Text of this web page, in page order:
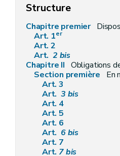
Structure
Chapitre premier
Art. 1er
Art. 2
Art. 2 bis
Chapitre II Obligations de
Section première
En
Art. 3
Art. 3 bis
Art. 4
Art. 5
Art. 6
Art. 6bis
Art. 7
Art. 7bis